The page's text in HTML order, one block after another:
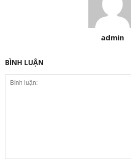
admin
BÌNH LUẬN